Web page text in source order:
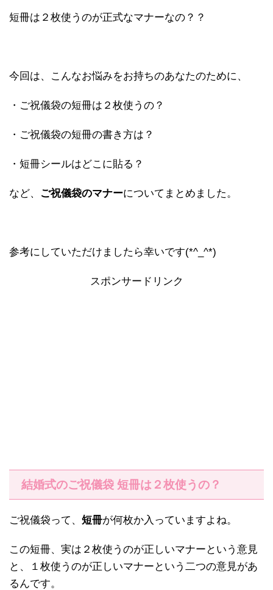
短冊は２枚使うのが正式なマナーなの？？
今回は、こんなお悩みをお持ちのあなたのために、
・ご祝儀袋の短冊は２枚使うの？
・ご祝儀袋の短冊の書き方は？
・短冊シールはどこに貼る？
など、 ご祝儀袋のマナーについてまとめました。
参考にしていただけましたら幸いです(*^_^*)
スポンサードリンク
結婚式のご祝儀袋 短冊は２枚使うの？
ご祝儀袋って、 短冊が何枚か入っていますよね。
この短冊、実は２枚使うのが正しいマナーという意見
と、１枚使うのが正しいマナーという二つの意見があ
るんです。